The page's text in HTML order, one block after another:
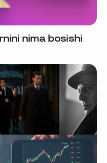
nima bosishi